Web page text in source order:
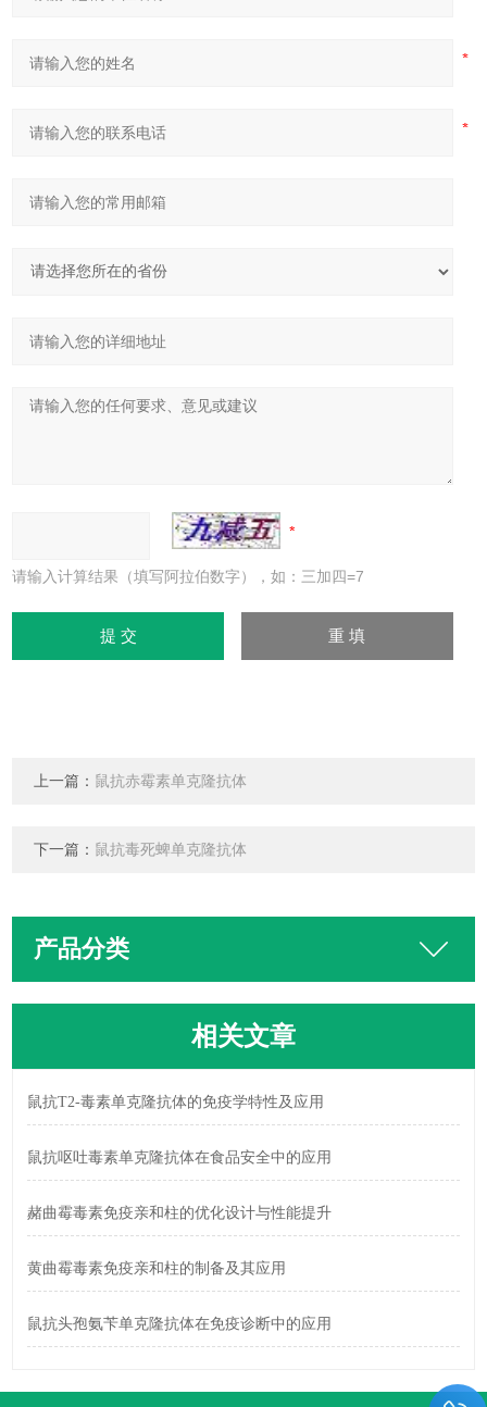
请输入计算结果（填写阿拉伯数字），如：三加四=7
上一篇： 鼠抗赤霉素单克隆抗体
下一篇： 鼠抗毒死蜱单克隆抗体
产品分类
相关文章
鼠抗T2-毒素单克隆抗体的免疫学特性及应用
鼠抗呕吐毒素单克隆抗体在食品安全中的应用
赭曲霉毒素免疫亲和柱的优化设计与性能提升
黄曲霉毒素免疫亲和柱的制备及其应用
鼠抗头孢氨苄单克隆抗体在免疫诊断中的应用